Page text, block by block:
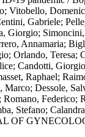
Gabriele;
Giorgio;
Annamaria;
Candotti,
Raphael;
Dessole,
Stefano;
OF